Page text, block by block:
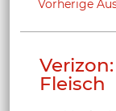
Vorherige
Fleisch